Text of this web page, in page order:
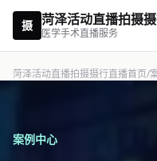
摄 菏泽活动直播拍摄
医学手术直播服务
菏泽活动直播拍摄摄行直播首页/
案例中心